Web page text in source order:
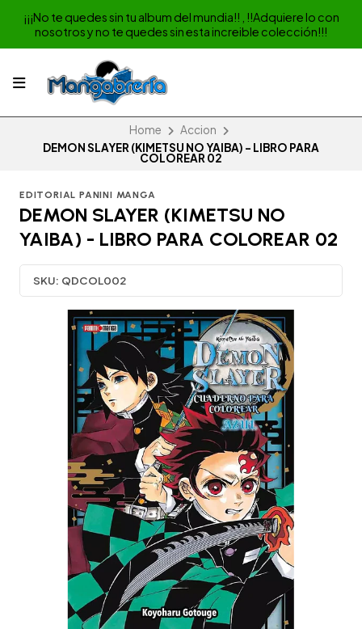
¡¡¡No te quedes sin tu album del mundia!! , !!Adquiere lo con
nosotros y no te quedes sin esta increible colección!!!
Home
Accion
DEMON SLAYER (KIMETSU NO YAIBA) - LIBRO PARA
COLOREAR 02
EDITORIAL PANINI MANGA
DEMON SLAYER (KIMETSU NO
YAIBA) - LIBRO PARA COLOREAR 02
SKU: QDCOL002